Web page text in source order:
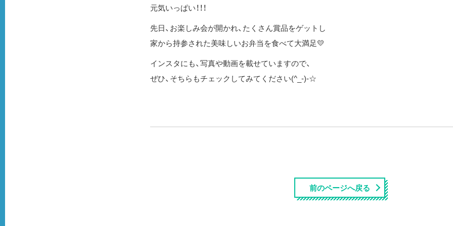
元気いっぱい！！！
先日、お楽しみ会が開かれ、たくさん賞品をゲットし
家から持参された美味しいお弁当を食べて大満足💛
インスタにも、写真や動画を載せていますので、
ぜひ、そちらもチェックしてみてください(^_-)-☆
前のページへ戻る